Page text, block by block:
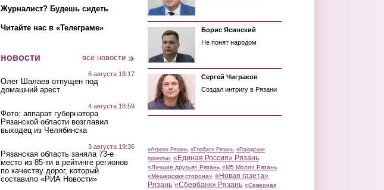
Журналист? Будешь сидеть
Читайте нас в «Телеграме»
новости все новости
6 августа 18:17
Олег Шалаев отпущен под
домашний арест
4 августа 18:59
Фото: аппарат губернатора
Рязанской области возглавил
выходец из Челябинска
3 августа 19:36
Рязанская область заняла 73-е
место из 85-ти в рейтинге регионов
по качеству дорог, который
составило «РИА Новости»
Борис Ясинский
Не понят народом
Сергей Чиграков
Создал интригу в Рязани
«Атрон» Рязань «Глобус» Рязань «Городские
проекты» «Единая Россия» Рязань
«Лучшие друзья» Рязань «М5 Молл» Рязань
«Мещерская сторона» «Новая газета»
Рязань «Сбербанк» Рязань «Северная